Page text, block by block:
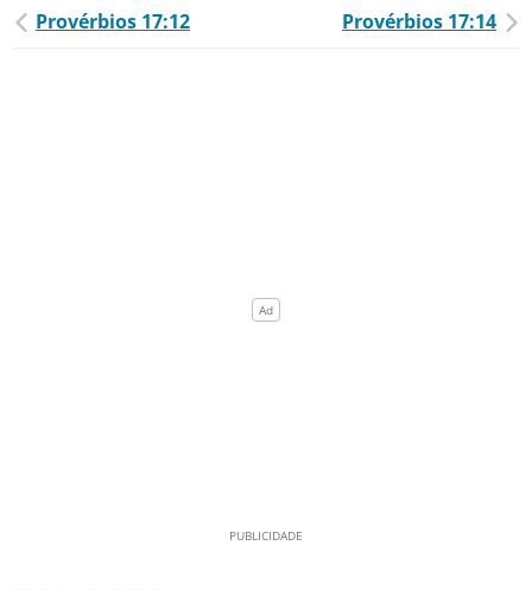
Provérbios 17:12 Provérbios 17:14